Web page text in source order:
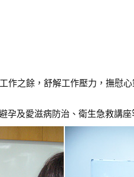
作之餘，舒解工作壓力，撫慰
孕及愛滋病防治、衛生急救講座